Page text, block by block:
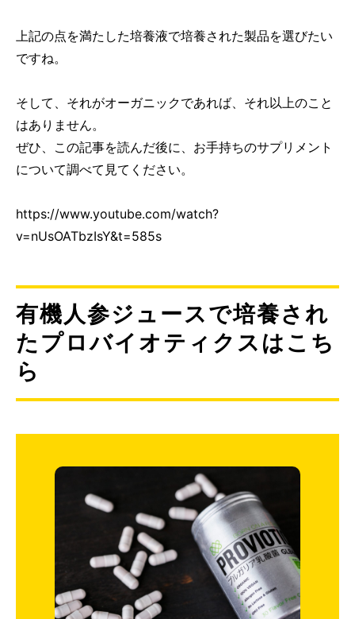
上記の点を満たした培養液で培養された製品を選びたい
ですね。
そして、それがオーガニックであれば、それ以上のこと
はありません。
ぜひ、この記事を読んだ後に、お手持ちのサプリメント
について調べて見てください。
https://www.youtube.com/watch?
v=nUsOATbzIsY&t=585s
有機人参ジュースで培養され
たプロバイオティクスはこち
ら